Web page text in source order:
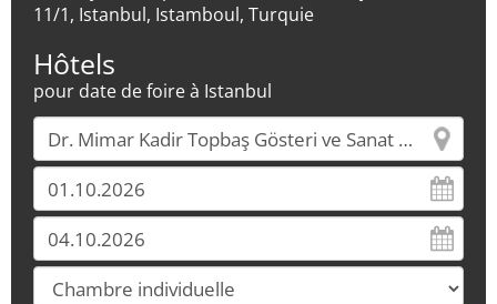
11/1, Istanbul, Istamboul, Turquie
Hôtels
pour date de foire à Istanbul